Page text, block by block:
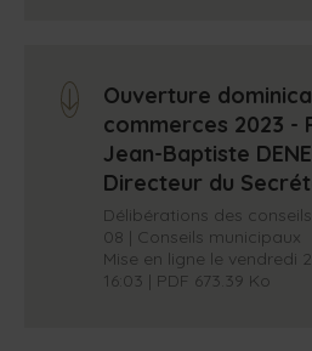
arrow_down
Ouverture
commerces 2023 -
Jean-Baptiste
Directeur du
Délibérations des
08 | Conseils municipaux
Mise en ligne le vendredi
16:03 | PDF 673.39 Ko